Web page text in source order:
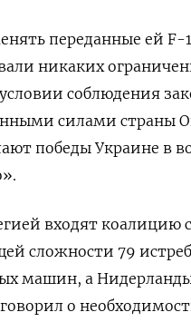
переданные ей F-
никаких
соблюдения
силами страны
победы Украине в
входят коалицию
сложности 79
машин, а
о